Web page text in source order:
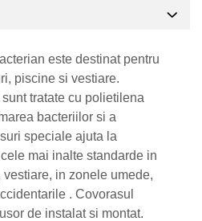
este destinat pentru
piscine si vestiare.
tratate cu polietilena
bacteriilor si a
speciale ajuta la
mai inalte standarde in
in zonele umede,
. Covorasul
de instalat si montat.